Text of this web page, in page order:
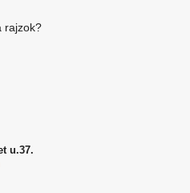
rajzok?
u.37.